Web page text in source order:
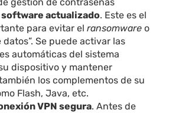
software actualizado. Este es el
para evitar elransomwareo
datos”. Se puede activar las
automáticas del sistema
dispositivo y mantener
los complementos de su
Flash, Java, etc.
VPN segura. Antes de